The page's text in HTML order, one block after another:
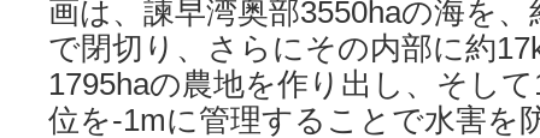
画は、諫早湾奥部3550haの海を
で閉切り、さらにその内部に約
1795haの農地を作り出し、そし
位を-1mに管理することで水害を